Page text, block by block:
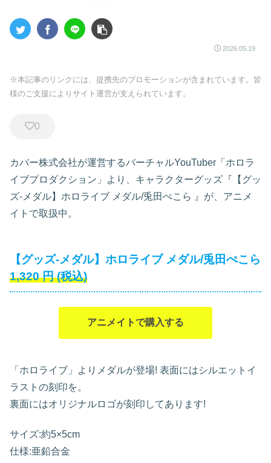
2026.05.19
※本記事のリンクには、提携先のプロモーションが含まれています。皆
様のご支援によりサイト運営が支えられています。
0
カバー株式会社が運営するバーチャルYouTuber「ホロラ
イブプロダクション」より、キャラクターグッズ『【グッ
ズ-メダル】ホロライブ メダル/兎田ぺこら 』が、アニメ
イトで取扱中。
【グッズ-メダル】ホロライブ メダル/兎田ぺこら
1,320 円 (税込)
アニメイトで購入する
「ホロライブ」よりメダルが登場! 表面にはシルエットイ
ラストの刻印を。
裏面にはオリジナルロゴが刻印してあります!
サイズ:約5×5cm
仕様:亜鉛合金